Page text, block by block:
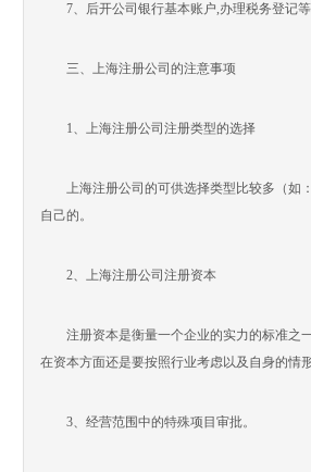
7、后开公司银行基本账户,办理税务登记等
三、上海注册公司的注意事项
1、上海注册公司注册类型的选择
上海注册公司的可供选择类型比较多（如：
自己的。
2、上海注册公司注册资本
注册资本是衡量一个企业的实力的标准之一
在资本方面还是要按照行业考虑以及自身的情
3、经营范围中的特殊项目审批。